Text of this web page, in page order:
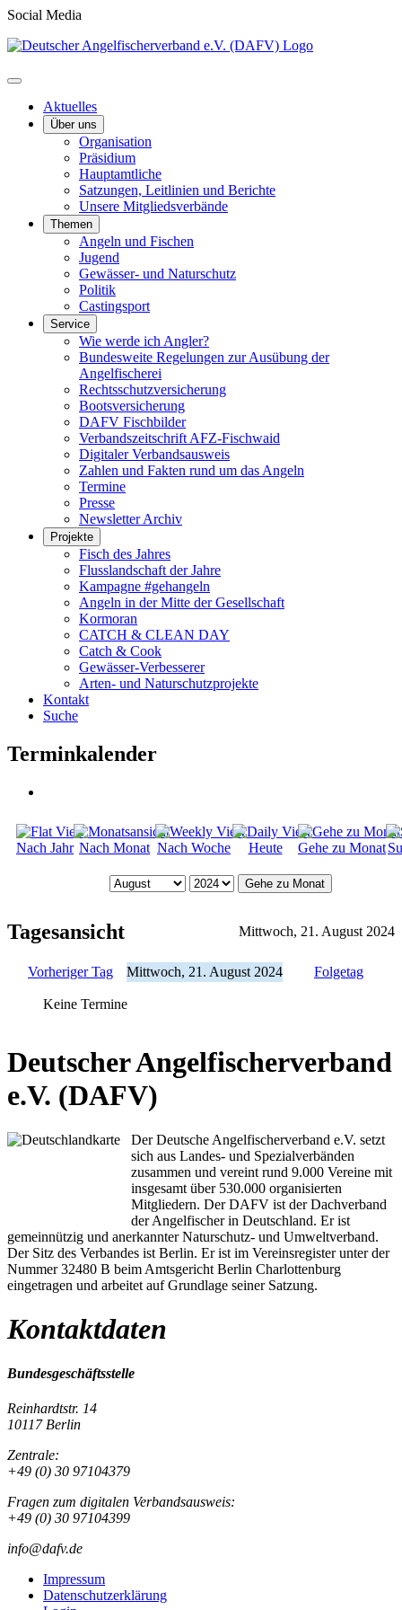
Social Media
Aktuelles
Über uns
Organisation
Präsidium
Hauptamtliche
Satzungen, Leitlinien und Berichte
Unsere Mitgliedsverbände
Themen
Angeln und Fischen
Jugend
Gewässer- und Naturschutz
Politik
Castingsport
Service
Wie werde ich Angler?
Bundesweite Regelungen zur Ausübung der
Angelfischerei
Rechtsschutzversicherung
Bootsversicherung
DAFV Fischbilder
Verbandszeitschrift AFZ-Fischwaid
Digitaler Verbandsausweis
Zahlen und Fakten rund um das Angeln
Termine
Presse
Newsletter Archiv
Projekte
Fisch des Jahres
Flusslandschaft der Jahre
Kampagne #gehangeln
Angeln in der Mitte der Gesellschaft
Kormoran
CATCH & CLEAN DAY
Catch & Cook
Gewässer-Verbesserer
Arten- und Naturschutzprojekte
Kontakt
Suche
Terminkalender
Nach Jahr Nach Monat Nach Woche Heute Gehe zu Monat
Gehe zu Monat
Tagesansicht Mittwoch, 21. August 2024
Vorheriger Tag Mittwoch, 21. August 2024 Folgetag
Keine Termine
Deutscher Angelfischerverband
e.V. (DAFV)
Der Deutsche Angelfischerverband e.V. setzt
sich aus Landes- und Spezialverbänden
zusammen und vereint rund 9.000 Vereine mit
insgesamt über 530.000 organisierten
Mitgliedern. Der DAFV ist der Dachverband
der Angelfischer in Deutschland. Er ist
gemeinnützig und anerkannter Naturschutz- und Umweltverband.
Der Sitz des Verbandes ist Berlin. Er ist im Vereinsregister unter der
Nummer 32480 B beim Amtsgericht Berlin Charlottenburg
eingetragen und arbeitet auf Grundlage seiner Satzung.
Kontaktdaten
Bundesgeschäftsstelle
Reinhardtstr. 14
10117 Berlin
Zentrale:
+49 (0) 30 97104379
Fragen zum digitalen Verbandsausweis:
+49 (0) 30 97104399
info@dafv.de
Impressum
Datenschutzerklärung